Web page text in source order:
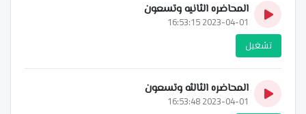
المحاضره الثانيه وتسعون
2023-04-01 16:53:15
تشغيل
المحاضره الثالثه وتسعون
2023-04-01 16:53:48